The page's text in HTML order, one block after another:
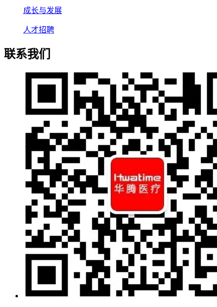
成长与发展
人才招聘
联系我们